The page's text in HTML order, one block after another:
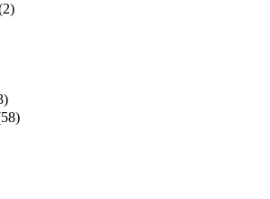
2)
)
58)